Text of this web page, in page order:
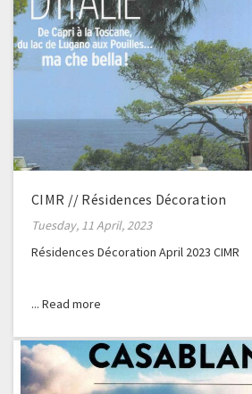
CIMR // Résidences Décoration
Tuesday, 11 April, 2023
Résidences Décoration April 2023 CIMR